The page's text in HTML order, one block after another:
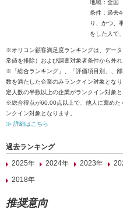
地域：全国
条件：過去
り、かつ、
をした人で
※オリコン顧客満足度ランキングは、デー
常値を排除）および調査対象者条件から外
※「総合ランキング」、「評価項目別」、
数を満たした企業のみランクイン対象とな
定人数の半数以上の企業がランクイン対象と
※総合得点が60.00点以上で、他人に薦めた
ンクイン対象となります。
≫ 詳細はこちら
過去ランキング
2025年
2024年 2023年
2018年
推奨意向